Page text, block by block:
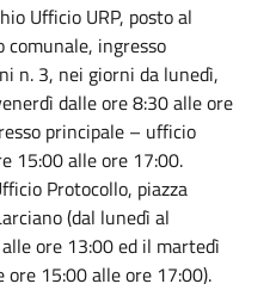
Ufficio URP, posto al
comunale, ingresso
n. 3, nei giorni da lunedì,
dalle ore 8:30 alle ore
principale – ufficio
15:00 alle ore 17:00.
Protocollo, piazza
(dal lunedì al
ore 13:00 ed il martedì
ore 15:00 alle ore 17:00).